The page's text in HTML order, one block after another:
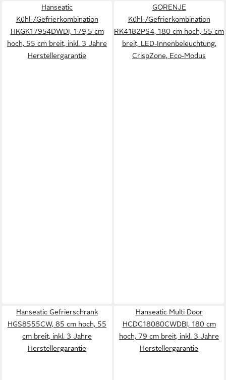
Hanseatic
Kühl-/Gefrierkombination
HKGK17954DWDI, 179,5 cm
hoch, 55 cm breit, inkl. 3 Jahre
Herstellergarantie
GORENJE
Kühl-/Gefrierkombination
RK4182PS4, 180 cm hoch, 55 cm
breit, LED-Innenbeleuchtung,
CrispZone, Eco-Modus
Hanseatic Gefrierschrank
HGS8555CW, 85 cm hoch, 55
cm breit, inkl. 3 Jahre
Herstellergarantie
Hanseatic Multi Door
HCDC18080CWDBI, 180 cm
hoch, 79 cm breit, inkl. 3 Jahre
Herstellergarantie